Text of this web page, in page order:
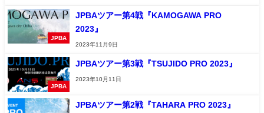
JPBA
JPBAツアー第4戦『KAMOGAWA PRO
2023』
2023年11月9日
JPBA
JPBAツアー第3戦『TSUJIDO PRO 2023』
2023年10月11日
JPBAツアー第2戦『TAHARA PRO 2023』